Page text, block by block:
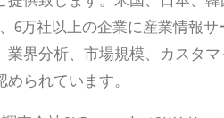
6万社以上の企業に産業情報サ
業界分析、市場規模、カスタ
られています。